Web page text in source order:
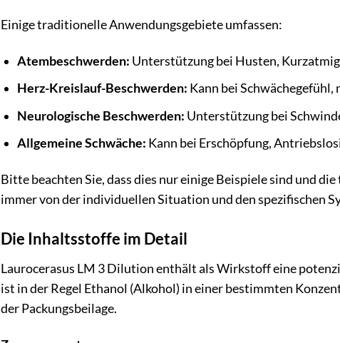
Einige traditionelle Anwendungsgebiete umfassen:
Atembeschwerden: Unterstützung bei Husten,
Herz-Kreislauf-Beschwerden: Kann bei
Neurologische Beschwerden: Unterstützung bei
Allgemeine Schwäche: Kann bei Erschöpfung,
Bitte beachten Sie, dass dies nur einige Beispiele sind und
immer von der individuellen Situation und den spezifischen
Die Inhaltsstoffe im Detail
Laurocerasus LM 3 Dilution enthält als Wirkstoff eine
ist in der Regel Ethanol (Alkohol) in einer bestimmten
der Packungsbeilage.